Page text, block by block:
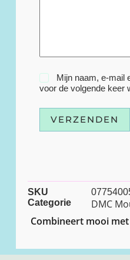
Mijn naam, e-mail
voor de volgende keer
VERZENDEN
SKU
Categorie
DMC
Combineert mooi